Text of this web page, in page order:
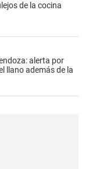
de la cocina
alerta por
llano además de la